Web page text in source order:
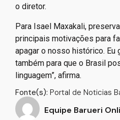
lembram os nomes de todos
E essas palavras são
narrativas. E também são
mostrar isso no filme: que os
social, da vida cotidiana.
o diretor.
Para Isael Maxakali,
principais motivações para